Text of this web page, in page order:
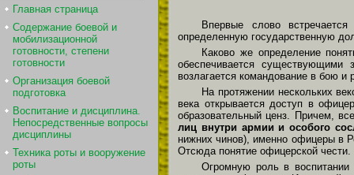
Главная страница
Содержание боевой и
мобилизационной
готовности, степени
готовности
Организация боевой
подготовка
Воспитание и дисциплина.
Непосредственные вопросы
дисциплины
Техника роты и вооружение
роты
Впервые слово
определенную государственную
Каково же определение
обеспечивается
возлагается командование в бою
На протяжении нескольких
века открывается доступ в
образовательный ценз. Причем,
лиц внутри армии и особого
нижних чинов), именно офицеры в
Отсюда понятие офицерской чести.
Огромную роль в